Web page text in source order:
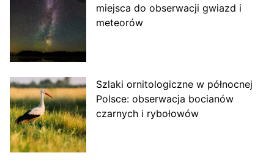
miejsca do obserwacji gwiazd i
meteorów
Szlaki ornitologiczne w północnej
Polsce: obserwacja bocianów
czarnych i rybołowów